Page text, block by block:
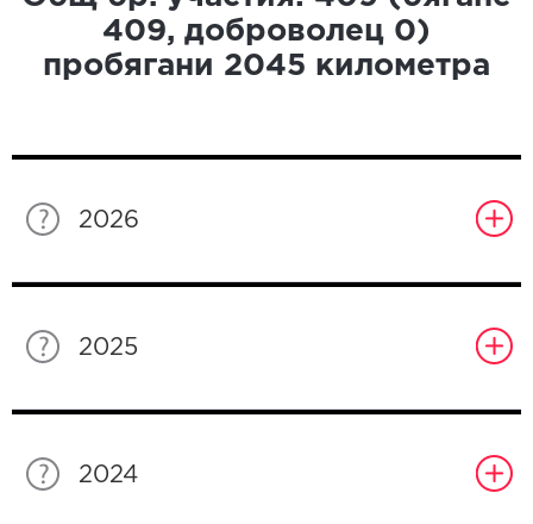
409, доброволец 0)
пробягани 2045 километра
2026
2025
2024